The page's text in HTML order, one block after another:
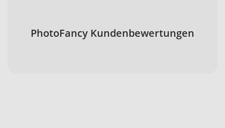
PhotoFancy Kundenbewertungen